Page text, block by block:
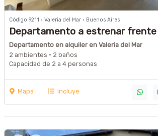
Código 9211 · Valeria del Mar · Buenos Aires
Departamento a estrenar frente
Departamento en alquiler en Valeria del Mar
2 ambientes · 2 baños
Capacidad de 2 a 4 personas
Mapa Incluye